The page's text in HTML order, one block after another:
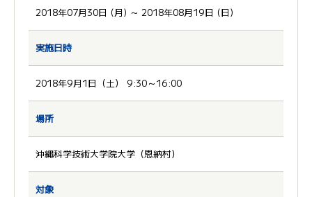
2018年07月30日 (月) ～ 2018年08月19日 (日)
実施日時
2018年9月1日（土） 9:30～16:00
場所
沖縄科学技術大学院大学（恩納村）
対象